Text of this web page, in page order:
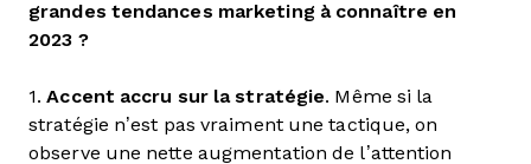
grandes tendances marketing à connaître en
2023 ?
1.Accent accru sur la stratégie. Même si la
stratégie n’est pas vraiment une tactique, on
observe une nette augmentation de l’attention